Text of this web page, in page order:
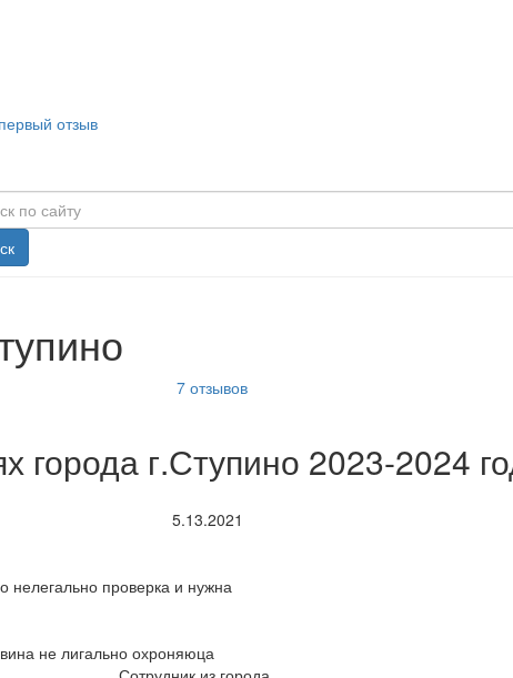
отзыв
7 отзывов
города г.Ступино 2023-2024
5.13.2021
нелегально проверка и нужна
не лигально охроняюца